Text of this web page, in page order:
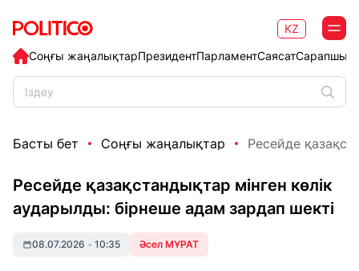
Соңғы жаңалықтарПрезидентПарламентСаясат
KZ
Басты бет Соңғы жаңалықтар Ресейде
Ресейде қазақстандықтар мінген көлік
аударылды: бірнеше адам зардап шекті
08.07.2026 • 10:35 Әсел МҰРАТ